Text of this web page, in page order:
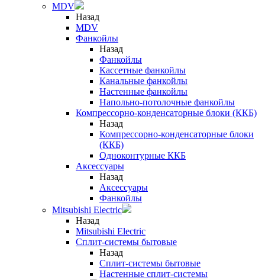
MDV
Назад
MDV
Фанкойлы
Назад
Фанкойлы
Кассетные фанкойлы
Канальные фанкойлы
Настенные фанкойлы
Напольно-потолочные фанкойлы
Компрессорно-конденсаторные блоки (ККБ)
Назад
Компрессорно-конденсаторные блоки
(ККБ)
Одноконтурные ККБ
Аксессуары
Назад
Аксессуары
Фанкойлы
Mitsubishi Electric
Назад
Mitsubishi Electric
Сплит-системы бытовые
Назад
Сплит-системы бытовые
Настенные сплит-системы